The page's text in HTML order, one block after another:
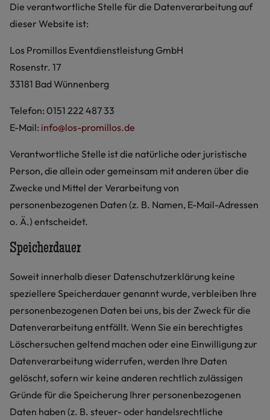
Die verantwortliche Stelle für die Datenverarbeitung auf
dieser Website ist:
Los Promillos Eventdienstleistung GmbH
Rosenstr. 17
33181 Bad Wünnenberg
Telefon: 0151 222 487 33
E-Mail: info@los-promillos.de
Verantwortliche Stelle ist die natürliche oder juristische
Person, die allein oder gemeinsam mit anderen über die
Zwecke und Mittel der Verarbeitung von
personenbezogenen Daten (z. B. Namen, E-Mail-Adressen
o. Ä.) entscheidet.
Speicherdauer
Soweit innerhalb dieser Datenschutzerklärung keine
speziellere Speicherdauer genannt wurde, verbleiben Ihre
personenbezogenen Daten bei uns, bis der Zweck für die
Datenverarbeitung entfällt. Wenn Sie ein berechtigtes
Löschersuchen geltend machen oder eine Einwilligung zur
Datenverarbeitung widerrufen, werden Ihre Daten
gelöscht, sofern wir keine anderen rechtlich zulässigen
Gründe für die Speicherung Ihrer personenbezogenen
Daten haben (z. B. steuer- oder handelsrechtliche